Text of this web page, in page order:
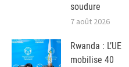
soudure
7 août 2026
Rwanda : L’UE
mobilise 40